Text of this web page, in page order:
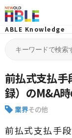
ABLE Knowledge
for:
前払式支払手
録）のM&A
業界その他
前払式支払手